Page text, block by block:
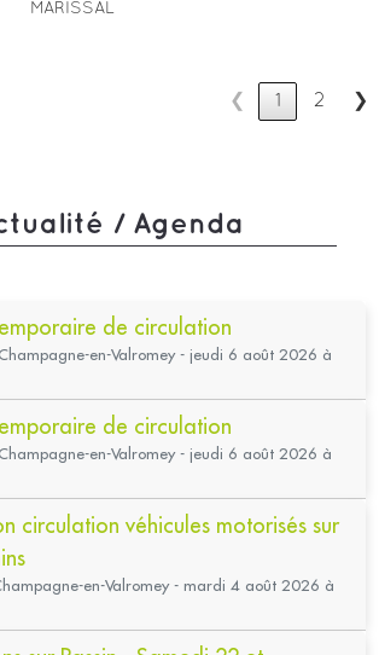
MARISSAL
❮ 2 ❯
/ Agenda